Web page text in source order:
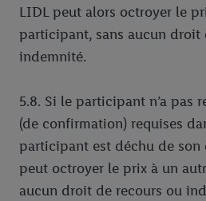
LIDL peut alors octroyer le
participant, sans aucun droit
indemnité.
5.8. Si le participant n’a pas
(de confirmation) requises
participant est déchu de
peut octroyer le prix à un
aucun droit de recours ou